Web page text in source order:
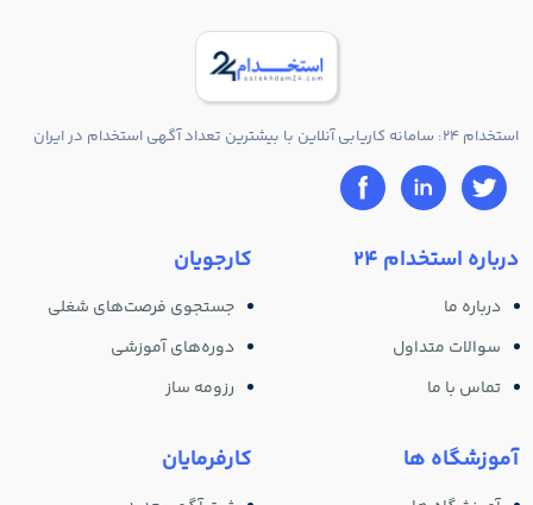
استخدام 24: سامانه کاریابی آنلاین با بیشترین تعداد آگهی استخدام در ایران
درباره استخدام 24
درباره ما
سوالات متداول
تماس با ما
آموزشگاه ها
کارجویان
جستجوی فرصت‌های شغلی
دوره‌های آموزشی
رزومه ساز
کارفرمایان